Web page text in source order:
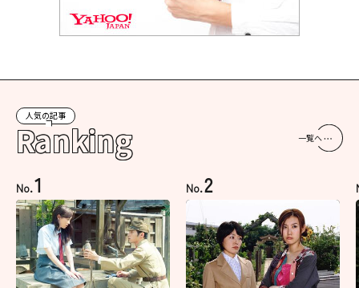
人気の記事
Ranking 一覧へ
No.1 No.2